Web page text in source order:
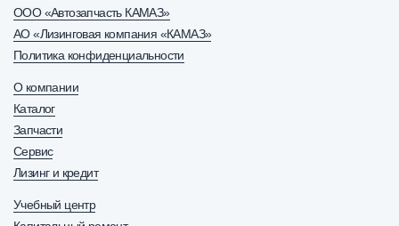
ООО «Автозапчасть КАМАЗ»
АО «Лизинговая компания «КАМАЗ»
Политика конфиденциальности
О компании
Каталог
Запчасти
Сервис
Лизинг и кредит
Учебный центр